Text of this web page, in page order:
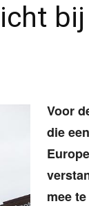
Voor
die
mee